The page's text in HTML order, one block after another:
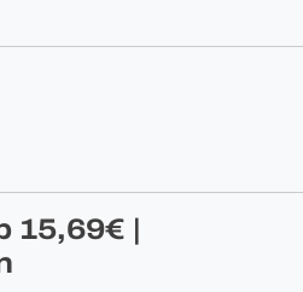
15,69€ |